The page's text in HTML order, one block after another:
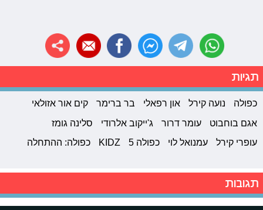
תגיות
כפולה נועה קירל און רפאלי בר ברימר
קים אור אזולאי
אגם בוחבוט
עומר דרור ג'ייקוב אלרודי
סלינה גומז
עופרי קירל
עמנואל לוי כפולה 5 KIDZ כפולה: ההתחלה
תגובות